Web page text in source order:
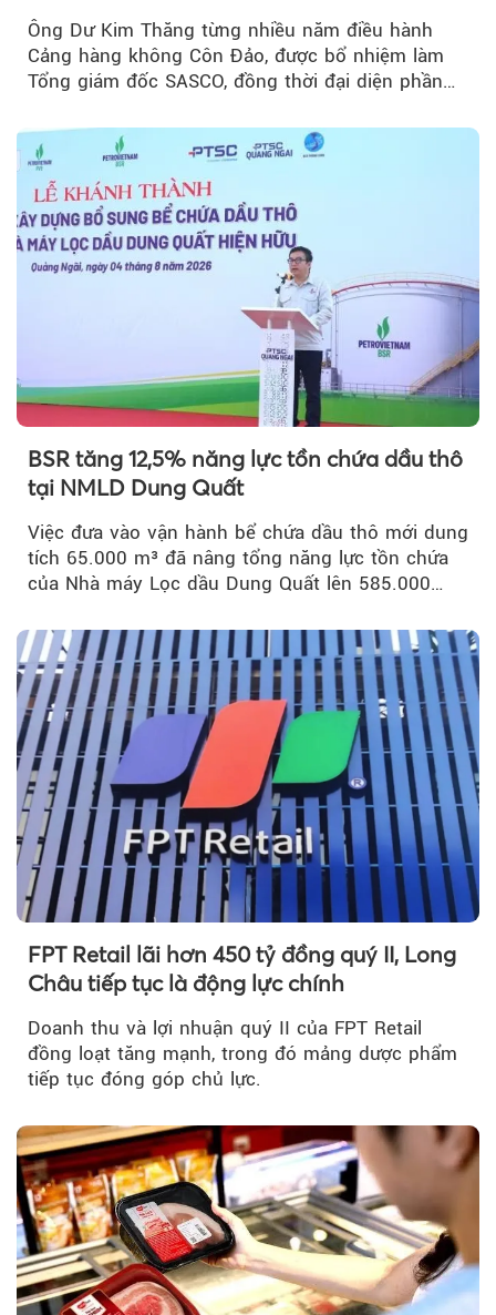
Ông Dư Kim Thăng từng nhiều năm điều hành
Cảng hàng không Côn Đảo, được bổ nhiệm làm
Tổng giám đốc SASCO, đồng thời đại diện phần
BSR tăng 12,5% năng lực tồn chứa dầu thô
tại NMLD Dung Quất
Việc đưa vào vận hành bể chứa dầu thô mới dung
tích 65.000 m³ đã nâng tổng năng lực tồn chứa
của Nhà máy Lọc dầu Dung Quất lên 585.000
FPT Retail lãi hơn 450 tỷ đồng quý II, Long
Châu tiếp tục là động lực chính
Doanh thu và lợi nhuận quý II của FPT Retail
đồng loạt tăng mạnh, trong đó mảng dược phẩm
tiếp tục đóng góp chủ lực.